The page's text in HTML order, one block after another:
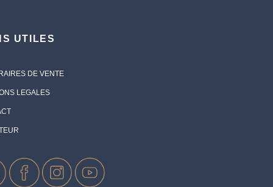
UTILES
DE VENTE
LEGALES